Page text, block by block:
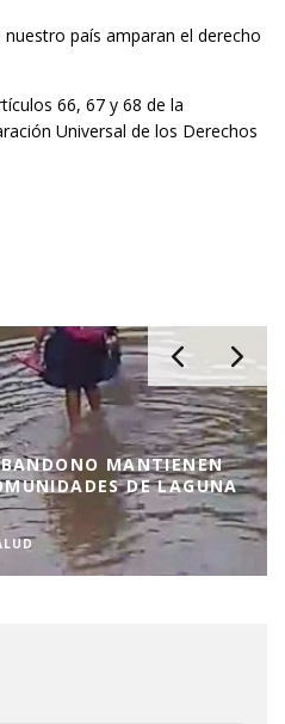
país amparan el derecho
66, 67 y 68 de la
Universal de los Derechos
MANTIENEN
DE LAGUNA